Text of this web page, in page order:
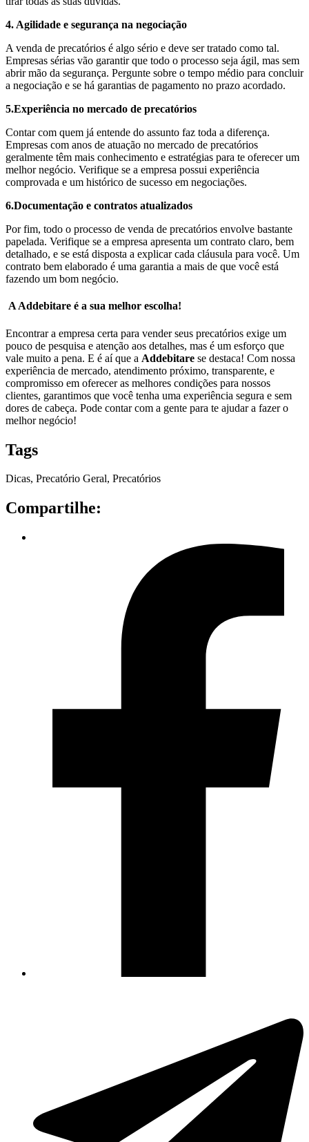
4. Agilidade e segurança na negociação
A venda de precatórios é algo sério e deve ser tratado como tal.
Empresas sérias vão garantir que todo o processo seja ágil, mas sem
abrir mão da segurança. Pergunte sobre o tempo médio para concluir
a negociação e se há garantias de pagamento no prazo acordado.
5.Experiência no mercado de precatórios
Contar com quem já entende do assunto faz toda a diferença.
Empresas com anos de atuação no mercado de precatórios
geralmente têm mais conhecimento e estratégias para te oferecer um
melhor negócio. Verifique se a empresa possui experiência
comprovada e um histórico de sucesso em negociações.
6.Documentação e contratos atualizados
Por fim, todo o processo de venda de precatórios envolve bastante
papelada. Verifique se a empresa apresenta um contrato claro, bem
detalhado, e se está disposta a explicar cada cláusula para você. Um
contrato bem elaborado é uma garantia a mais de que você está
fazendo um bom negócio.
A Addebitare é a sua melhor escolha!
Encontrar a empresa certa para vender seus precatórios exige um
pouco de pesquisa e atenção aos detalhes, mas é um esforço que
vale muito a pena. E é aí que a Addebitare se destaca! Com nossa
experiência de mercado, atendimento próximo, transparente, e
compromisso em oferecer as melhores condições para nossos
clientes, garantimos que você tenha uma experiência segura e sem
dores de cabeça. Pode contar com a gente para te ajudar a fazer o
melhor negócio!
Tags
Dicas, Precatório Geral, Precatórios
Compartilhe: